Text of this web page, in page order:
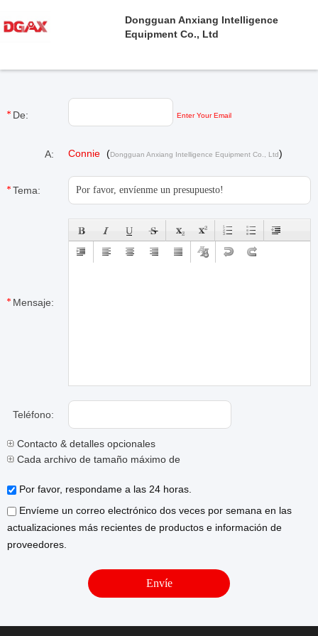
Dongguan Anxiang Intelligence
Equipment Co., Ltd
De: Enter Your Email
A: Connie (Dongguan Anxiang Intelligence Equipment Co., Ltd)
Tema:
Mensaje:
Teléfono:
Contacto & detalles opcionales
Cada archivo de tamaño máximo de 10M.
Por favor, respondame a las 24 horas.
Envíeme un correo electrónico dos veces por semana en las
actualizaciones más recientes de productos e información de
proveedores.